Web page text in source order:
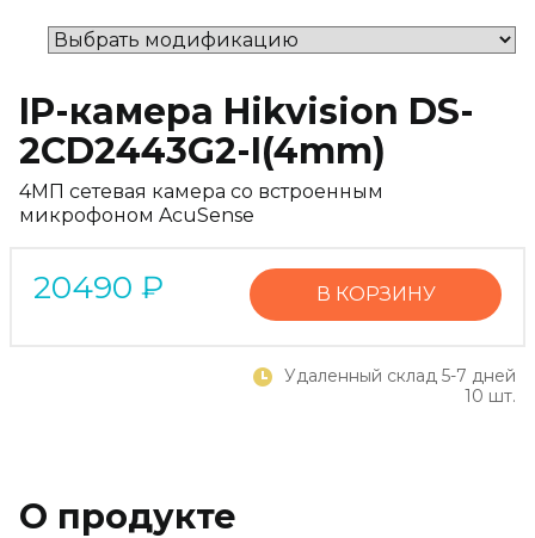
IP-камера Hikvision DS-
2CD2443G2-I(4mm)
4МП сетевая камера со встроенным
микрофоном AcuSense
20490 ₽ В КОРЗИНУ
Удаленный склад 5-7 дней
10 шт.
О продукте